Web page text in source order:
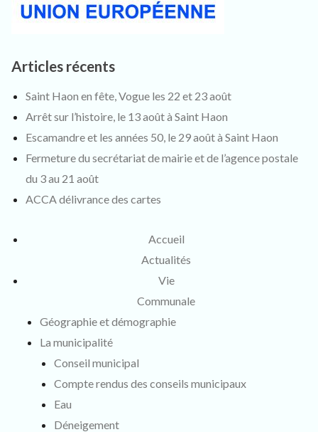
Articles récents
Saint Haon en fête, Vogue les 22 et 23 août
Arrêt sur l’histoire, le 13 août à Saint Haon
Escamandre et les années 50, le 29 août à Saint Haon
Fermeture du secrétariat de mairie et de l’agence postale
du 3 au 21 août
ACCA délivrance des cartes
Accueil
Actualités
Vie
Communale
Géographie et démographie
La municipalité
Conseil municipal
Compte rendus des conseils municipaux
Eau
Déneigement